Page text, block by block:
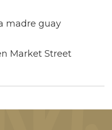
madre guay
Market Street